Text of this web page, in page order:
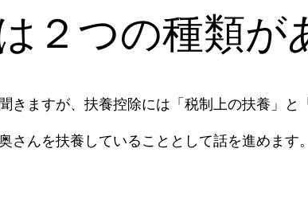
２つの種類が
きますが、扶養控除には「税制上の扶養」
さんを扶養していることとして話を進めます。